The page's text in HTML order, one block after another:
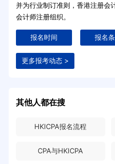
并为行业制订准则，香港注册会
会计师注册组织。
报名时间 报名
更多报考动态 >
其他人都在搜
HKICPA报名流程
CPA与HKICPA